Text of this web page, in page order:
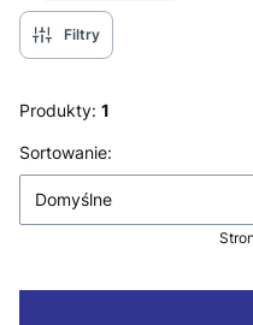
Filtry
Produkty: 1
Lista produktów
Sortowanie:
Domyślne